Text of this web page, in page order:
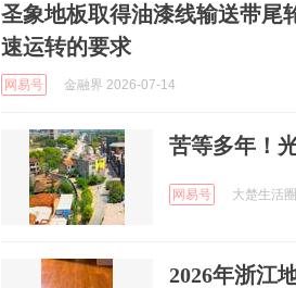
圣象地板取得油漆线输送带尾
速运转的要求
网易号 金融界 2026-07-14
苦等多年！
网易号 大楚生活
2026年浙江